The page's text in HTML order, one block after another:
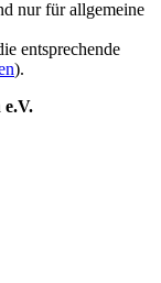
nur für allgemeine
entsprechende
).